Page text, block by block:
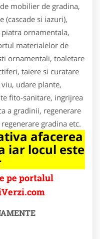
mobilier de gradina,
(cascade si iazuri),
ornamentala,
materialelor de
ornamentali, toaletare
taiere si curatare
udare plante,
fito-sanitare, ingrijrea
a gradinii, regenerare
gradina etc.
afacerea
iar locul este
pe portalul